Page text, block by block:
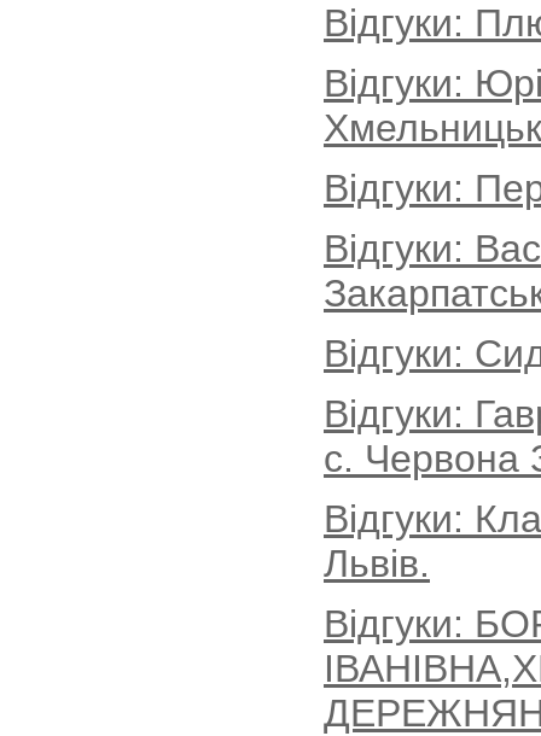
Відгуки:
Відгуки:
Відгуки:
Відгуки:
Відгуки:
Відгуки:
с. Червона
Відгуки:
Львів.
Відгуки: